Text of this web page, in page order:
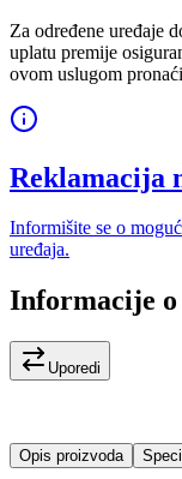
Za određene uređaje
uplatu premije
ovom uslugom
Reklamacija
Informišite se o
uređaja.
Informacije
Uporedi
Opis proizvoda